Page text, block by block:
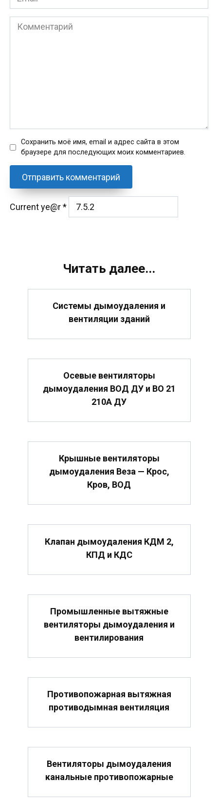
*
Комментарий
Сохранить моё имя, email и адрес сайта в этом
браузере для последующих моих комментариев.
Current ye@r*
Читать далее...
Системы дымоудаления и
вентиляции зданий
Осевые вентиляторы
дымоудаления ВОД ДУ и ВО 21
210А ДУ
Крышные вентиляторы
дымоудаления Веза — Крос,
Кров, ВОД
Клапан дымоудаления КДМ 2,
КПД и КДС
Промышленные вытяжные
вентиляторы дымоудаления и
вентилирования
Противопожарная вытяжная
противодымная вентиляция
Вентиляторы дымоудаления
канальные противопожарные